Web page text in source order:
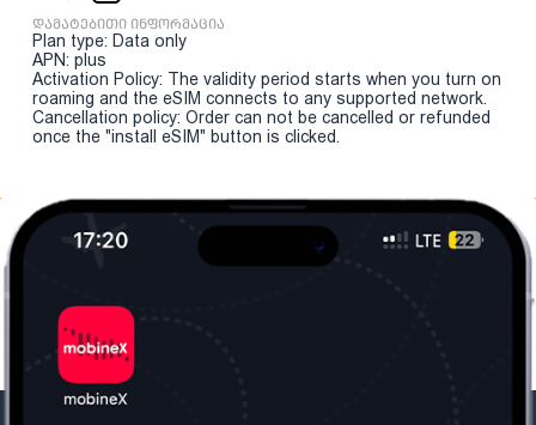
დამატებითი ინფორმაცია
Plan type: Data only
APN: plus
Activation Policy: The validity period starts when you turn on
roaming and the eSIM connects to any supported network.
Cancellation policy: Order can not be cancelled or refunded
once the "install eSIM" button is clicked.